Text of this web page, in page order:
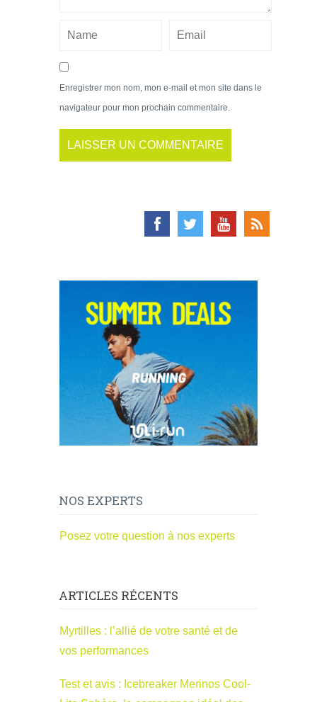
Enregistrer mon nom, mon e-mail et mon site dans le
navigateur pour mon prochain commentaire.
NOS EXPERTS
Posez votre question à nos experts
ARTICLES RÉCENTS
Myrtilles : l’allié de votre santé et de
vos performances
Test et avis : Icebreaker Merinos Cool-